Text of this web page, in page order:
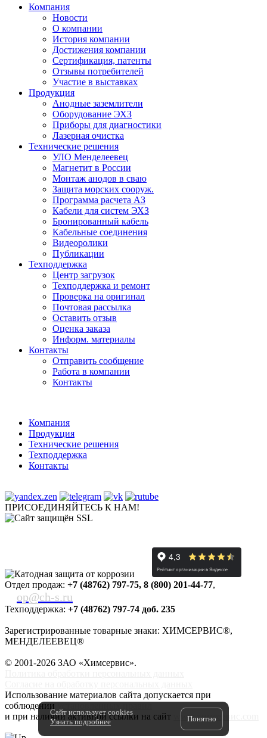
Компания
Новости
О компании
История компании
Достижения компании
Сертификация, патенты
Отзывы потребителей
Участие в выставках
Продукция
Анодные заземлители
Оборудование ЭХЗ
Приборы для диагностики
Лазерная очистка
Технические решения
УЛО Менделеевец
Магнетит в России
Монтаж анодов в сваю
Защита морских сооруж.
Программа расчета АЗ
Кабели для систем ЭХЗ
Бронированный кабель
Кабельные соединения
Видеоролики
Публикации
Техподдержка
Центр загрузок
Техподдержка и ремонт
Проверка на оригинал
Почтовая рассылка
Оставить отзыв
Оценка заказа
Информ. материалы
Контакты
Отправить сообщение
Работа в компании
Контакты
Компания
Продукция
Технические решения
Техподдержка
Контакты
ПРИСОЕДИНЯЙТЕСЬ К НАМ!
Отдел продаж: +7 (48762) 797-75, 8 (800) 201-44-77,
op@ch-s.ru
Техподдержка: +7 (48762) 797-74 доб. 235
Зарегистрированные товарные знаки: ХИМСЕРВИС®,
МЕНДЕЛЕЕВЕЦ®
© 2001-2026 ЗАО «Химсервис».
Использование материалов сайта допускается при
соблюдении
и при наличии активной ссылки на сайт
www.химсервис.com
Сайт использует cookies
Узнать подробнее
Понятно